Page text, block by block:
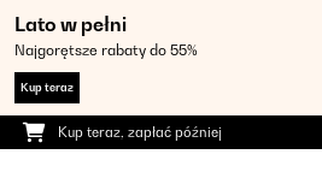
Lato w pełni
Najgorętsze rabaty do 55%
Kup teraz
Kup teraz, zapłać później